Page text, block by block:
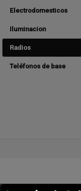
Electrodomesticos
Iluminacion
Radios
Teléfonos de base